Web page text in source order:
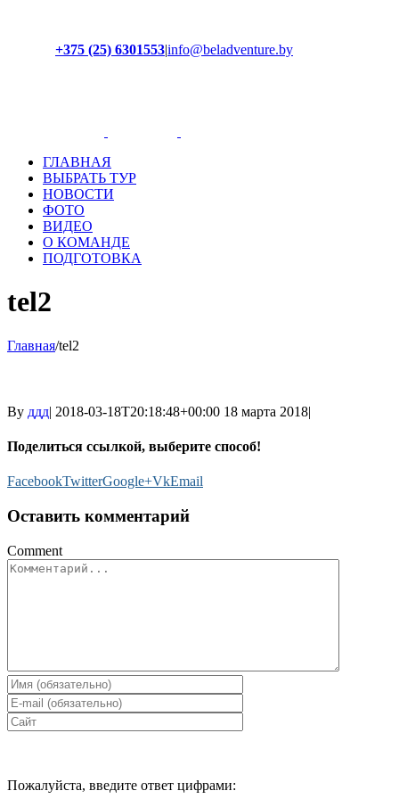
+375 (25) 6301553|info@beladventure.by
ГЛАВНАЯ
ВЫБРАТЬ ТУР
НОВОСТИ
ФОТО
ВИДЕО
О КОМАНДЕ
ПОДГОТОВКА
tel2
Главная/tel2
By ддд| 2018-03-18T20:18:48+00:00 18 марта 2018|
Поделиться ссылкой, выберите способ!
FacebookTwitterGoogle+VkEmail
Оставить комментарий
Comment
Пожалуйста, введите ответ цифрами: